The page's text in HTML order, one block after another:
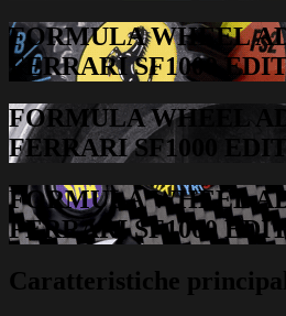
FORMULA WHEEL
FERRARI SF1000
FORMULA WHEEL
FERRARI SF1000
FORMULA WHEEL
FERRARI SF1000
Caratteristiche